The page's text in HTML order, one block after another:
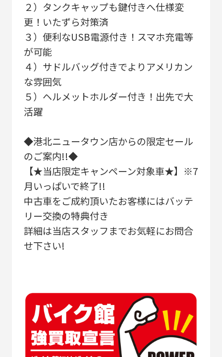
２）タンクキャップも鍵付きへ仕様変
更！いたずら対策済
３）便利なUSB電源付き！スマホ充電等
が可能
４）サドルバッグ付きでよりアメリカン
な雰囲気
５）ヘルメットホルダー付き！出先で大
活躍
◆港北ニュータウン店からの限定セール
のご案内!!◆
【★当店限定キャンペーン対象車★】※7
月いっぱいで終了!!
中古車をご成約頂いたお客様にはバッテ
リー交換の特典付き
詳細は当店スタッフまでお気軽にお問合
せ下さい!